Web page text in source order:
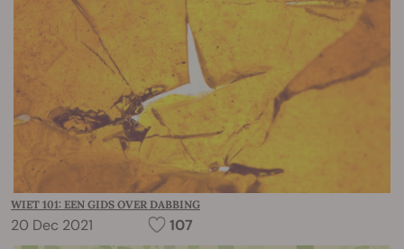
WIET 101: EEN GIDS OVER DABBING
20 Dec 2021 107